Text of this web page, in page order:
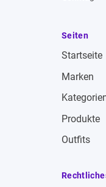
Seiten
Startseite
Marken
Produkte
Outfits